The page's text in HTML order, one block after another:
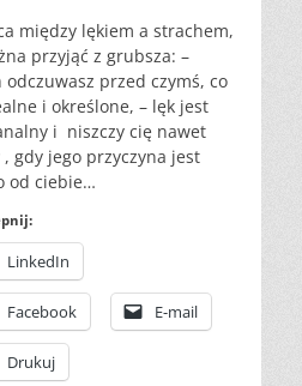
między lękiem a strachem,
przyjąć z grubsza: –
odczuwasz przed czymś, co
i określone, – lęk jest
i niszczy cię nawet
gdy jego przyczyna jest
od ciebie…
LinkedIn
Facebook E-mail
Drukuj